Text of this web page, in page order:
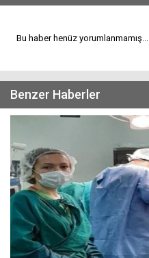
Bu haber henüz yorumlanmamış...
Benzer Haberler